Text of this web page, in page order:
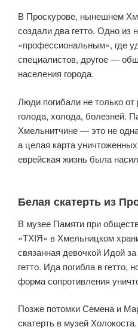
В Проскурове, нынешнем
создали два гетто. Одно из
«профессиональным», где
специалистов, другое —
населения города.
Люди погибали не только от
голода, холода, болезней.
Хмельнитчине — это не
а целая карта
еврейская жизнь была
Белая скатерть из
В музее Памяти при
«ТХІЯ» в Хмельницком
связанная девочкой Идой
гетто. Ида погибла в гетто,
форма сопротивления
Позже потомки Семена и
скатерть в музей